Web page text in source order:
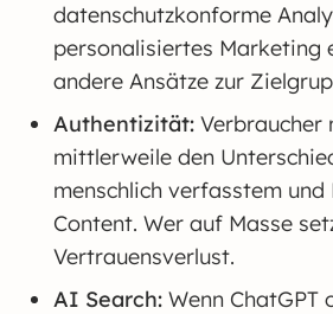
datenschutzkonforme
personalisiertes Marketing
andere Ansätze zur
Authentizität: Verbraucher
mittlerweile den
menschlich verfasstem
Content. Wer auf Masse
Vertrauensverlust.
AI Search: Wenn ChatGPT